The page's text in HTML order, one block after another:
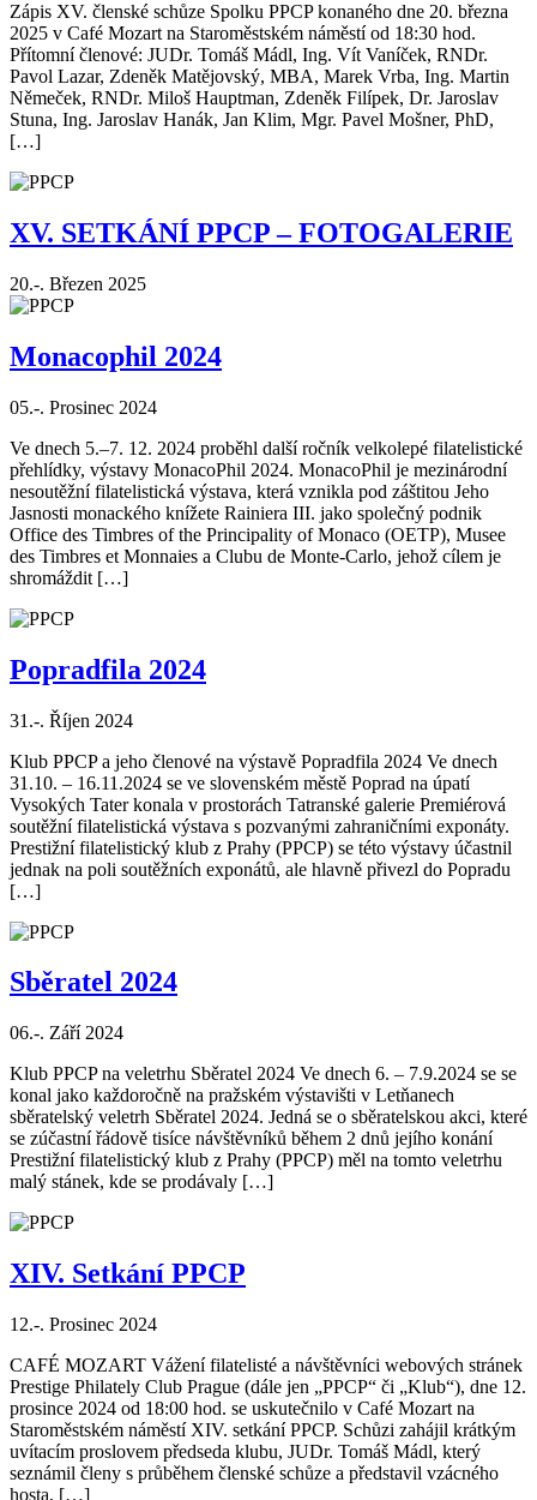
Zápis XV. členské schůze Spolku PPCP konaného dne 20. března
2025 v Café Mozart na Staroměstském náměstí od 18:30 hod.
Přítomní členové: JUDr. Tomáš Mádl, Ing. Vít Vaníček, RNDr.
Pavol Lazar, Zdeněk Matějovský, MBA, Marek Vrba, Ing. Martin
Němeček, RNDr. Miloš Hauptman, Zdeněk Filípek, Dr. Jaroslav
Stuna, Ing. Jaroslav Hanák, Jan Klim, Mgr. Pavel Mošner, PhD,
[…]
XV. SETKÁNÍ PPCP – FOTOGALERIE
20.-. Březen 2025
Monacophil 2024
05.-. Prosinec 2024
Ve dnech 5.–7. 12. 2024 proběhl další ročník velkolepé filatelistické
přehlídky, výstavy MonacoPhil 2024. MonacoPhil je mezinárodní
nesoutěžní filatelistická výstava, která vznikla pod záštitou Jeho
Jasnosti monackého knížete Rainiera III. jako společný podnik
Office des Timbres of the Principality of Monaco (OETP), Musee
des Timbres et Monnaies a Clubu de Monte-Carlo, jehož cílem je
shromáždit […]
Popradfila 2024
31.-. Říjen 2024
Klub PPCP a jeho členové na výstavě Popradfila 2024 Ve dnech
31.10. – 16.11.2024 se ve slovenském městě Poprad na úpatí
Vysokých Tater konala v prostorách Tatranské galerie Premiérová
soutěžní filatelistická výstava s pozvanými zahraničními exponáty.
Prestižní filatelistický klub z Prahy (PPCP) se této výstavy účastnil
jednak na poli soutěžních exponátů, ale hlavně přivezl do Popradu
[…]
Sběratel 2024
06.-. Září 2024
Klub PPCP na veletrhu Sběratel 2024 Ve dnech 6. – 7.9.2024 se se
konal jako každoročně na pražském výstavišti v Letňanech
sběratelský veletrh Sběratel 2024. Jedná se o sběratelskou akci, které
se zúčastní řádově tisíce návštěvníků během 2 dnů jejího konání
Prestižní filatelistický klub z Prahy (PPCP) měl na tomto veletrhu
malý stánek, kde se prodávaly […]
XIV. Setkání PPCP
12.-. Prosinec 2024
CAFÉ MOZART Vážení filatelisté a návštěvníci webových stránek
Prestige Philately Club Prague (dále jen „PPCP“ či „Klub“), dne 12.
prosince 2024 od 18:00 hod. se uskutečnilo v Café Mozart na
Staroměstském náměstí XIV. setkání PPCP. Schůzi zahájil krátkým
uvítacím proslovem předseda klubu, JUDr. Tomáš Mádl, který
seznámil členy s průběhem členské schůze a představil vzácného
hosta, […]